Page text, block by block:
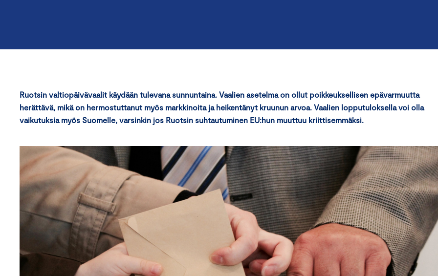
Ruotsin valtiopäivävaalit käydään tulevana sunnuntaina. Vaalien asetelma on ollut poikkeuksellisen epävarmuutta
herättävä, mikä on hermostuttanut myös markkinoita ja heikentänyt kruunun arvoa. Vaalien lopputuloksella voi olla
vaikutuksia myös Suomelle, varsinkin jos Ruotsin suhtautuminen EU:hun muuttuu kriittisemmäksi.